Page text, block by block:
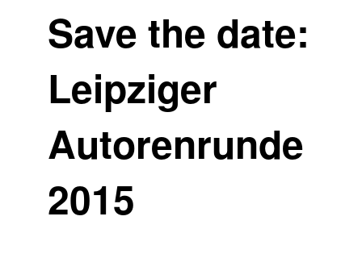
Save the date:
Leipziger
Autorenrunde
2015